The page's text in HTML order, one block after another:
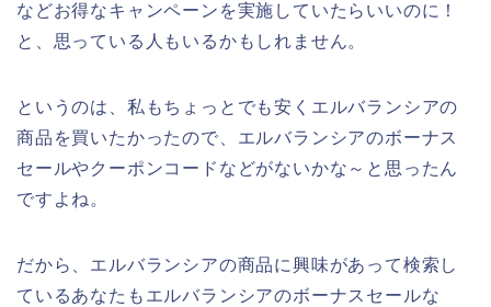
などお得なキャンペーンを実施していたらいいのに！
と、思っている人もいるかもしれません。
というのは、私もちょっとでも安くエルバランシアの
商品を買いたかったので、エルバランシアのボーナス
セールやクーポンコードなどがないかな～と思ったん
ですよね。
だから、エルバランシアの商品に興味があって検索し
ているあなたもエルバランシアのボーナスセールな